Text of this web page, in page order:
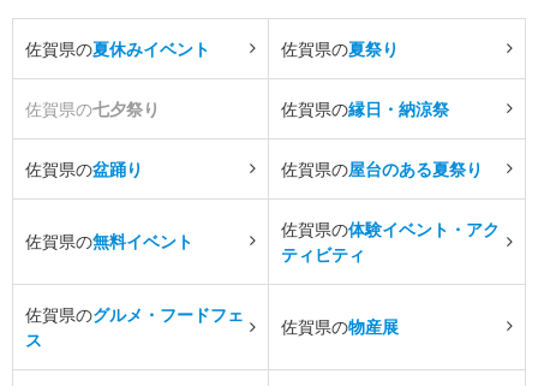
佐賀県の夏休みイベント 佐賀県の夏祭り
佐賀県の七夕祭り 佐賀県の縁日・納涼祭
佐賀県の盆踊り 佐賀県の屋台のある夏祭り
佐賀県の無料イベント
佐賀県の体験イベント・アク
ティビティ
佐賀県のグルメ・フードフェ
ス
佐賀県の物産展